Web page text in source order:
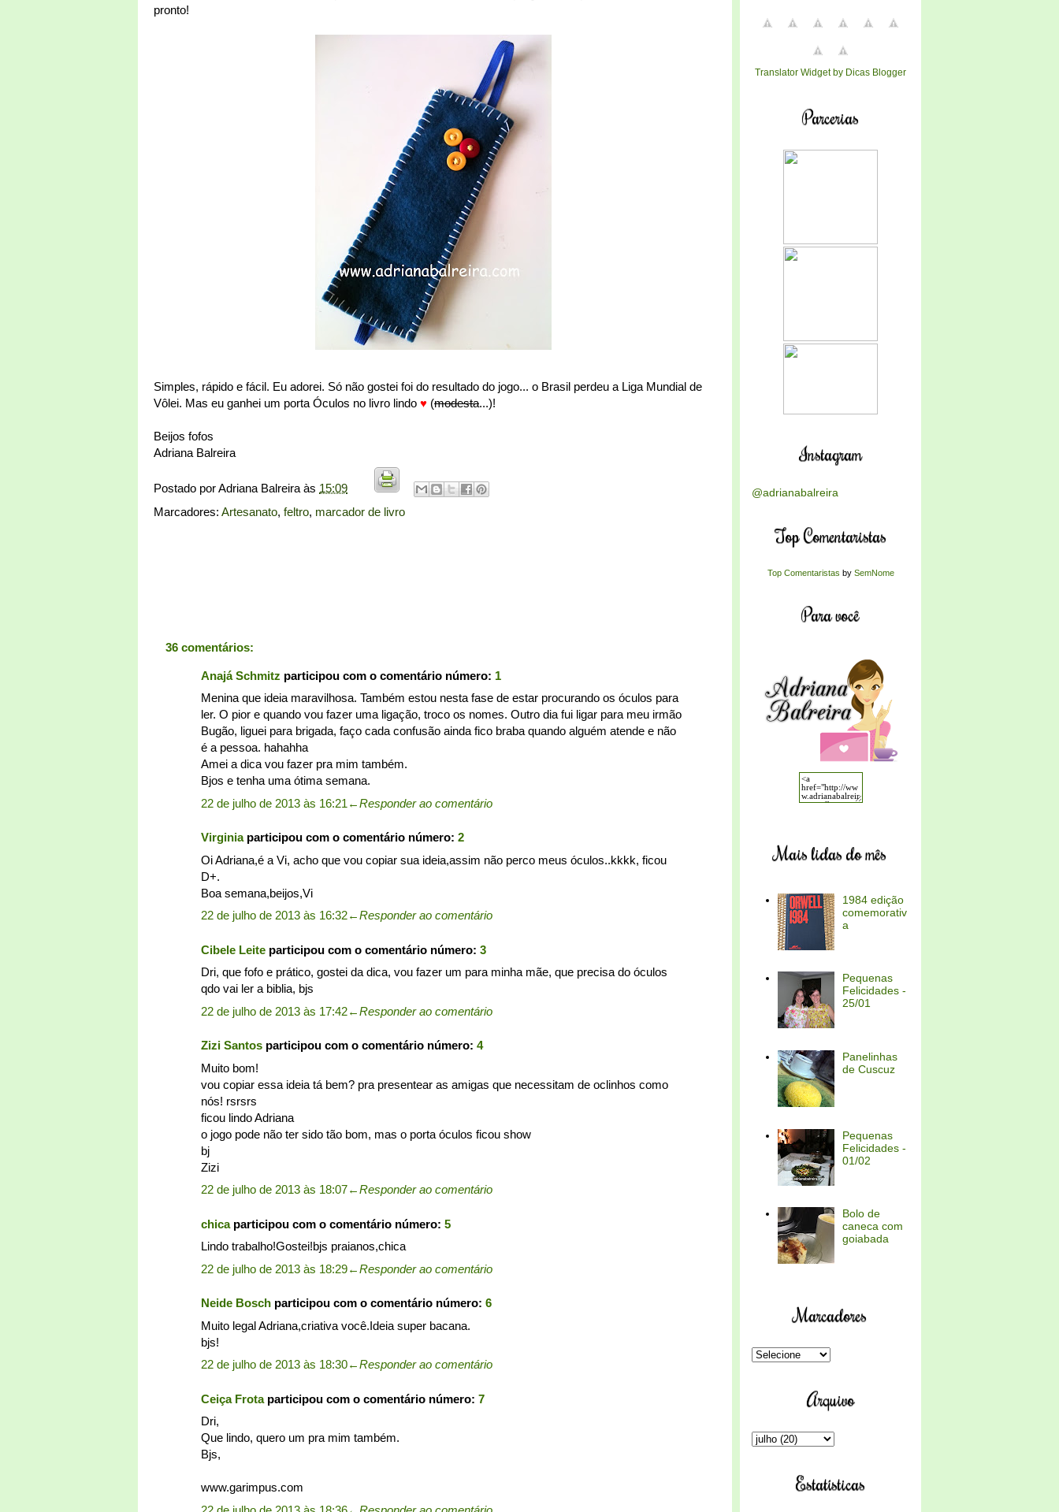
pronto!
Simples, rápido e fácil. Eu adorei. Só não gostei foi do resultado do jogo... o Brasil perdeu a Liga Mundial de
Vôlei. Mas eu ganhei um porta Óculos no livro lindo ♥ (modesta...)!
Beijos fofos
Adriana Balreira
Postado porAdriana Balreira às 15:09
Marcadores: Artesanato, feltro, marcador de livro
36 comentários:
Anajá Schmitz participou com o comentário número: 1
Menina que ideia maravilhosa. Também estou nesta fase de estar procurando os óculos para
ler. O pior e quando vou fazer uma ligação, troco os nomes. Outro dia fui ligar para meu irmão
Bugão, liguei para brigada, faço cada confusão ainda fico braba quando alguém atende e não
é a pessoa. hahahha
Amei a dica vou fazer pra mim também.
Bjos e tenha uma ótima semana.
22 de julho de 2013 às 16:21 ←Responder ao comentário
Virginiaparticipou com o comentário número: 2
Oi Adriana,é a Vi, acho que vou copiar sua ideia,assim não perco meus óculos..kkkk, ficou
D+.
Boa semana,beijos,Vi
22 de julho de 2013 às 16:32←Responder ao comentário
Cibele Leite participou com o comentário número: 3
Dri, que fofo e prático, gostei da dica, vou fazer um para minha mãe, que precisa do óculos
qdo vai ler a biblia, bjs
22 de julho de 2013 às 17:42←Responder ao comentário
Zizi Santos participou com o comentário número: 4
Muito bom!
vou copiar essa ideia tá bem? pra presentear as amigas que necessitam de oclinhos como
nós! rsrsrs
ficou lindo Adriana
o jogo pode não ter sido tão bom, mas o porta óculos ficou show
bj
Zizi
22 de julho de 2013 às 18:07←Responder ao comentário
chicaparticipou com o comentário número: 5
Lindo trabalho!Gostei!bjs praianos,chica
22 de julho de 2013 às 18:29←Responder ao comentário
Neide Bosch participou com o comentário número: 6
Muito legal Adriana,criativa você.Ideia super bacana.
bjs!
22 de julho de 2013 às 18:30←Responder ao comentário
Ceiça Frotaparticipou com o comentário número: 7
Dri,
Que lindo, quero um pra mim também.
Bjs,
www.garimpus.com
Translator Widget by Dicas Blogger
Parcerias
Instagram
@adrianabalreira
Top Comentaristas
Top Comentaristas by SemNome
Para você
Mais lidas do mês
1984 edição
comemorativ
a
Pequenas
Felicidades -
25/01
Panelinhas
de Cuscuz
Pequenas
Felicidades -
01/02
Bolo de
caneca com
goiabada
Marcadores
Arquivo
Estatísticas